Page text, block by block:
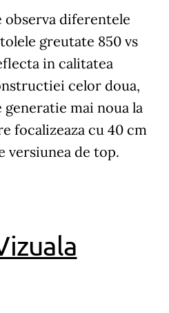
observa diferentele
greutate 850 vs
in calitatea
celor doua,
generatie mai noua la
focalizeaza cu 40 cm
versiunea de top.